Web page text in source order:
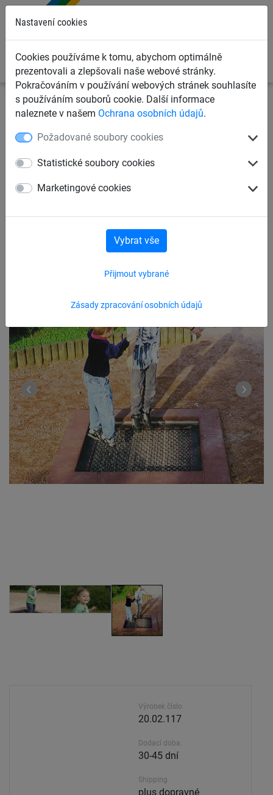
Nastavení cookies
Cookies používáme k tomu, abychom optimálně
prezentovali a zlepšovali naše webové stránky.
Pokračováním v používání webových stránek souhlasíte
s používáním souborů cookie. Další informace
naleznete v našem Ochrana osobních údajů.
Požadované soubory cookies
Statistické soubory cookies
Marketingové cookies
Zásady zpracování osobních údajů
Přijmout vybrané
Vybrat vše
Dětská lanová hřiště
Trampolíny a lanové kolotoče
Trampolína „Piccolo“ pro
ustavení
Výrobek číslo
20.02.117
Dodací doba.
30-45 dní
Shipping
plus dopravné